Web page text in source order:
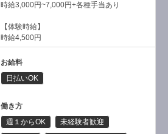
時給3,000円~7,000円+各種手当あり
【体験時給】
時給4,500円
お給料
日払いOK
働き方
週１からOK
未経験者歓迎